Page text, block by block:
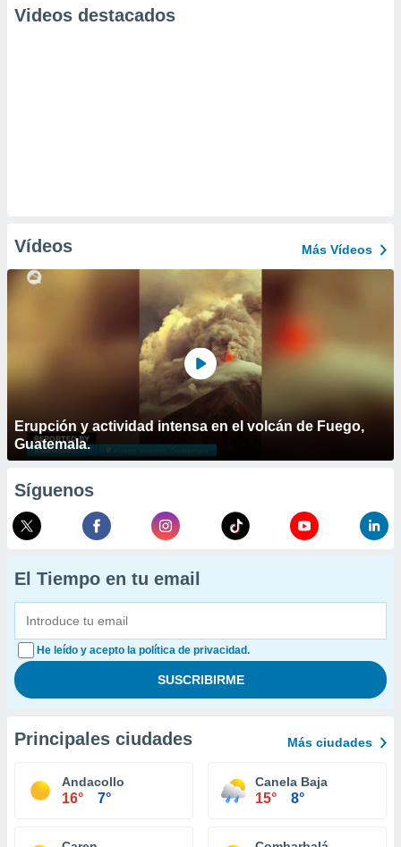
Videos destacados
Vídeos Más Vídeos
Erupción y actividad intensa en el volcán de Fuego,
Guatemala.
Síguenos
El Tiempo en tu email
He leído y acepto la política de privacidad.
Principales ciudades Más ciudades
Andacollo
16° 7°
Canela Baja
15° 8°